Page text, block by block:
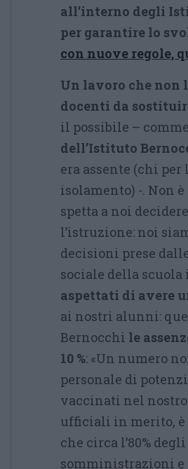
all’interno degli
per garantire lo
con nuove regole,
Un lavoro che non
docenti da
il possibile –
dell’Istituto
era assente (chi
isolamento) -. Non
spetta a noi
l’istruzione: noi
decisioni prese
sociale della scuola
aspettati di avere
ai nostri alunni:
Bernocchi le
10 %: «Un numero
personale di
vaccinati nel
ufficiali in merito, è
che circa l’80%
somministrazioni e